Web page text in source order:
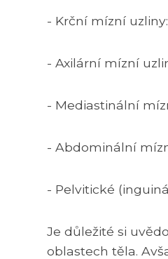
- Krční mízní
- Axilární mízní
- Mediastinální
- Abdominální
- Pelvitické
Je důležité si
oblastech těla.